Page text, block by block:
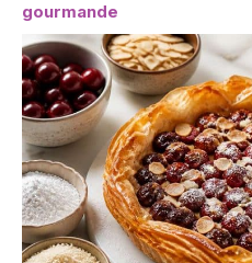
gourmande